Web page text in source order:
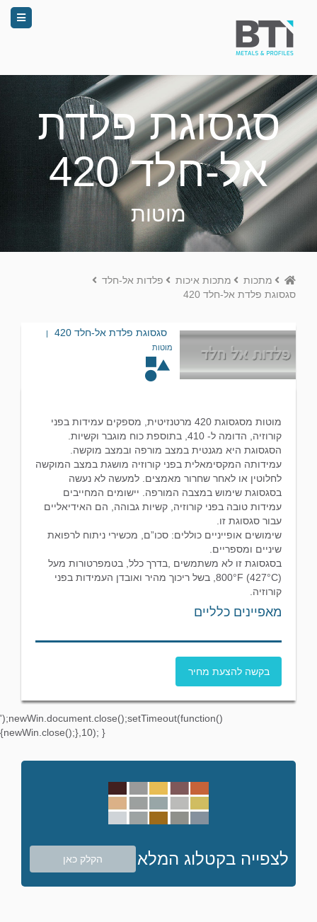
סגסוגת פלדת
אל-חלד 420
מוטות
Homeמתכות מתכות איכות
פלדות אל-חלד
סגסוגת פלדת אל-חלד 420
סגסוגת פלדת אל-חלד 420
|
מוטות
מוטות מסגסוגת 420 מרטנזיטית, מספקים עמידות בפני
קורוזיה, הדומה ל- 410, בתוספת כוח מוגבר וקשיות.
הסגסוגת היא מגנטית במצב מורפה ובמצב מוקשה.
עמידותה המקסימאלית בפני קורוזיה מושגת במצב המוקשה
לחלוטין או לאחר שחרור מאמצים. למעשה לא נעשה
בסגסוגת שימוש במצבה המורפה. יישומים המחייבים
עמידות טובה בפני קורוזיה, קשיות גבוהה, הם האידיאליים
עבור סגסוגת זו.
שימושים אופייניים כוללים: סכו”ם, מכשירי ניתוח לרפואת
שיניים ומספריים.
בסגסוגת זו לא משתמשים ,בדרך כלל, בטמפרטורות מעל
800°F (427°C), בשל ריכוך מהיר ואובדן העמידות בפני
קורוזיה.
מאפיינים כלליים
בקשה להצעת מחיר
');newWin.document.close();setTimeout(function()
{newWin.close();},10); }
לצפייה בקטלוג המלא הקלק כאן